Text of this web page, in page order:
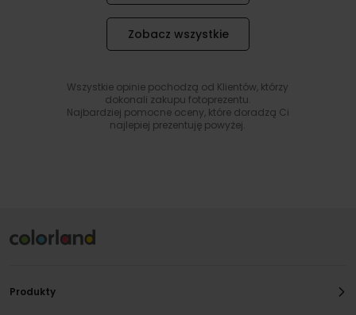
Zobacz wszystkie
Wszystkie opinie pochodzą od Klientów, którzy
dokonali zakupu fotoprezentu.
Najbardziej pomocne oceny, które doradzą Ci
najlepiej prezentuję powyżej.
Produkty